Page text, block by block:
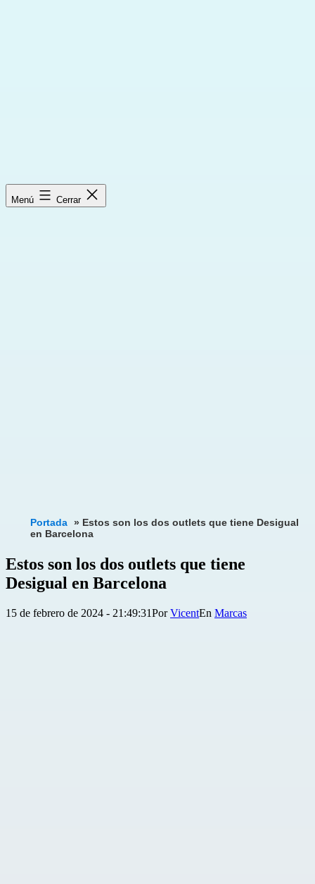
Menú Cerrar
Portada » Estos son los dos outlets que tiene Desigual
en Barcelona
Estos son los dos outlets que tiene
Desigual en Barcelona
Publicada
15 de febrero de 2024 - 21:49:31PorVicent
Categorizado
Marcas